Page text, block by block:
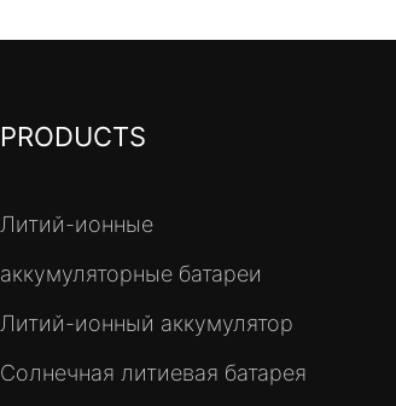
PRODUCTS
Литий-ионные
аккумуляторные батареи
Литий-ионный аккумулятор
Солнечная литиевая батарея